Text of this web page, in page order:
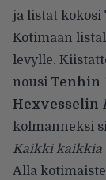
ja listat kokosi
Kotimaan
levylle.
nousi Tenhin
Hexvesselin
kolmanneksi
Kaikki kaikkia
Alla